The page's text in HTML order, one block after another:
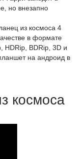
но внезапно
из космоса 4
в формате
HDRip, BDRip, 3D и
на андроид в
космоса